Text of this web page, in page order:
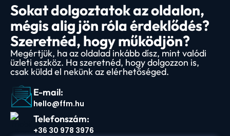
Sokat dolgoztatok az oldalon,
mégis alig jön róla érdeklődés?
Szeretnéd, hogy működjön?
Megértjük, ha az oldalad inkább dísz, mint valódi
üzleti eszköz. Ha szeretnéd, hogy dolgozzon is,
csak küldd el nekünk az elérhetőséged.
E-mail:
hello@ffm.hu
Telefonszám:
+36 30 978 3976